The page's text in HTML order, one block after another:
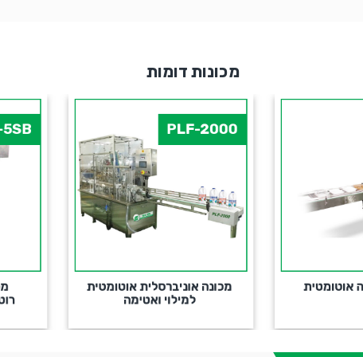
מכונות דומות
מכונה אוניברסלית אוטומטית מכונה חצי אוטומטית ,
רוטטיבית למילוי ואטימה